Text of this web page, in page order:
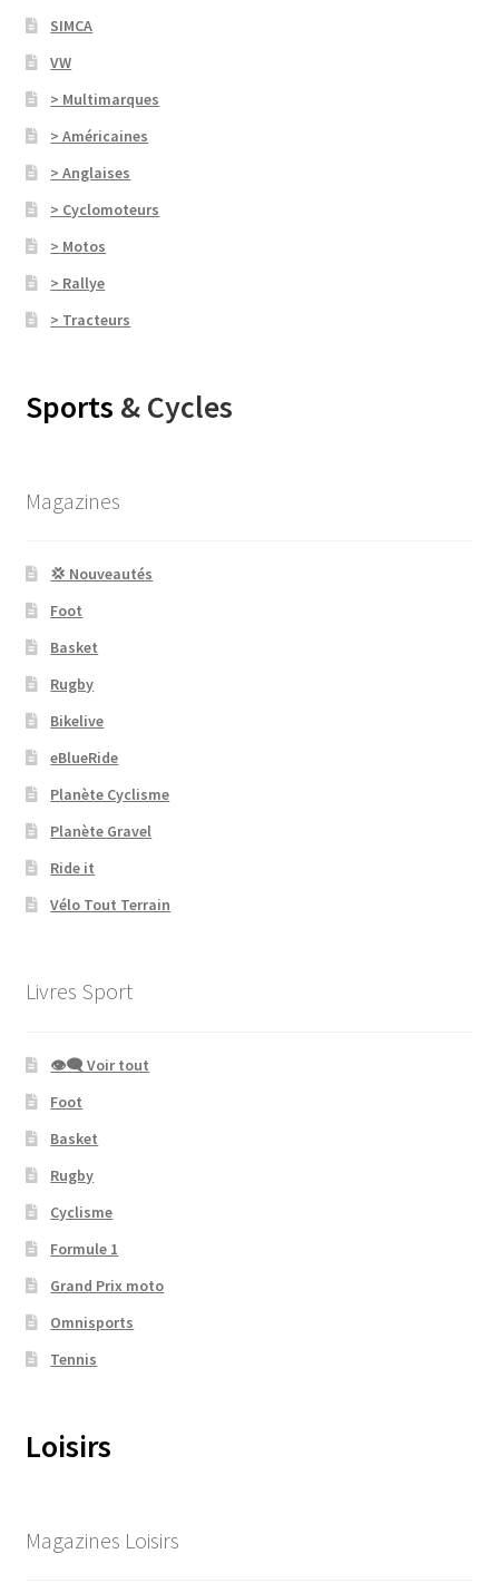
SIMCA
VW
> Multimarques
> Américaines
> Anglaises
> Cyclomoteurs
> Motos
> Rallye
> Tracteurs
Sports & Cycles
Magazines
💢 Nouveautés
Foot
Basket
Rugby
Bikelive
eBlueRide
Planète Cyclisme
Planète Gravel
Ride it
Vélo Tout Terrain
Livres Sport
👁‍🗨 Voir tout
Foot
Basket
Rugby
Cyclisme
Formule 1
Grand Prix moto
Omnisports
Tennis
Loisirs
Magazines Loisirs